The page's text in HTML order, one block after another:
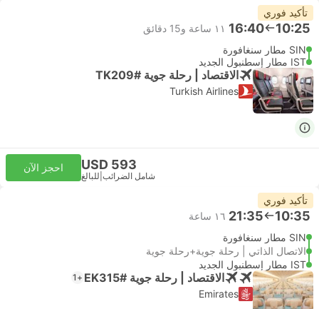
تأكيد فوري
10:25
16:40 ١١ ساعة و‫15 دقائق
SIN مطار سنغافورة
IST مطار إسطنبول الجديد
الاقتصاد | رحلة جوية #TK209
Turkish Airlines
USD 593
شامل الضرائب للبالغ
احجز الآن
تأكيد فوري
10:35
21:35 ١٦ ساعة
SIN مطار سنغافورة
الاتصال الذاتي | رحلة جوية+رحلة جوية
IST مطار إسطنبول الجديد
الاقتصاد | رحلة جوية #EK315 +1
Emirates